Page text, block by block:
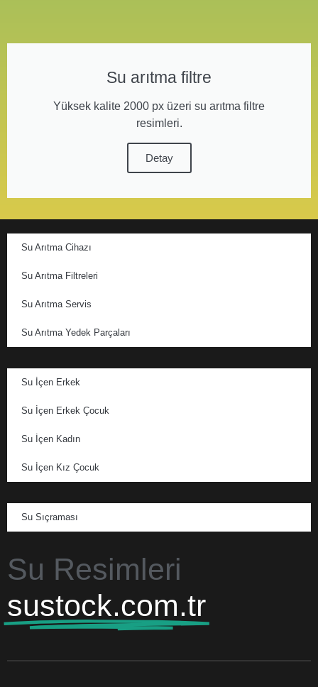
Su arıtma filtre
Yüksek kalite 2000 px üzeri su arıtma filtre
resimleri.
Detay
Su Arıtma Cihazı
Su Arıtma Filtreleri
Su Arıtma Servis
Su Arıtma Yedek Parçaları
Su İçen Erkek
Su İçen Erkek Çocuk
Su İçen Kadın
Su İçen Kız Çocuk
Su Sıçraması
Su Resimleri
sustock.com.tr